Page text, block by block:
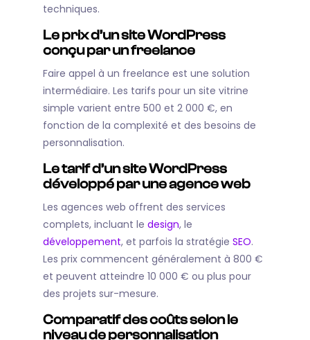
techniques.
Le prix d’un site WordPress
conçu par un freelance
Faire appel à un freelance est une solution
intermédiaire. Les tarifs pour un site vitrine
simple varient entre 500 et 2 000 €, en
fonction de la complexité et des besoins de
personnalisation.
Le tarif d’un site WordPress
développé par une agence web
Les agences web offrent des services
complets, incluant ledesign, le
développement, et parfois la stratégieSEO.
Les prix commencent généralement à 800 €
et peuvent atteindre 10 000 € ou plus pour
des projets sur-mesure.
Comparatif des coûts selon le
niveau de personnalisation